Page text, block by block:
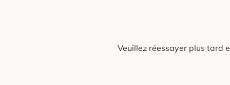
Veuillez réessayer plus tard